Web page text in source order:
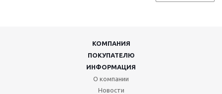
КОМПАНИЯ
ПОКУПАТЕЛЮ
ИНФОРМАЦИЯ
О компании
Новости